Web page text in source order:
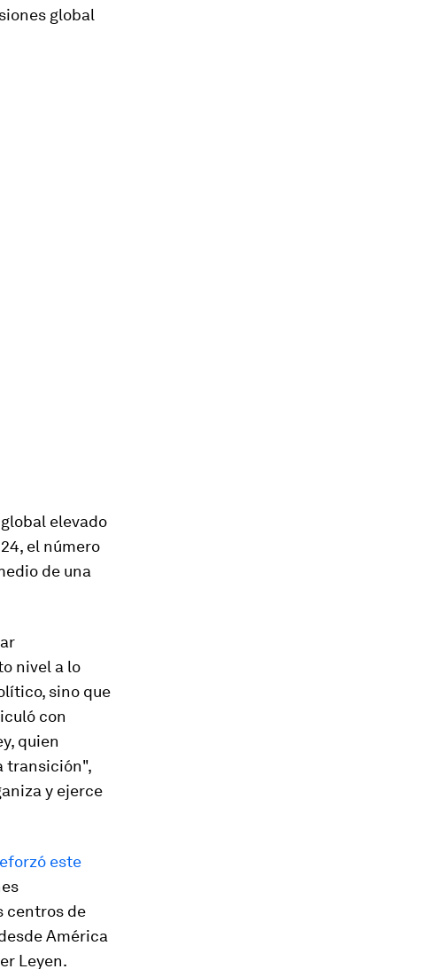
global
elevado
el número
de una
nivel a lo
sino que
con
quien
transición",
y ejerce
este
centros de
América
Leyen.